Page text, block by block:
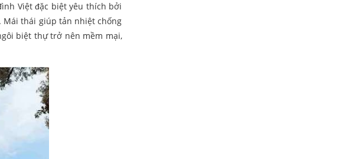
Việt đặc biệt yêu thích bởi
Mái thái giúp tản nhiệt chống
biệt thự trở nên mềm mại,